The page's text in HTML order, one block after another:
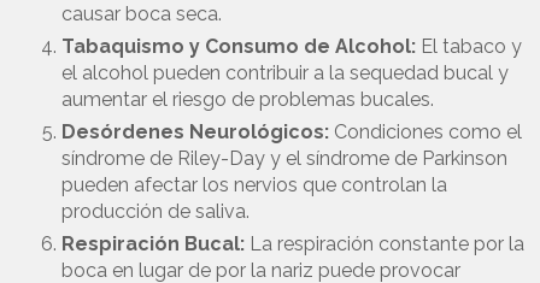
causar boca seca.
Tabaquismo y Consumo de Alcohol: El tabaco y
el alcohol pueden contribuir a la sequedad bucal y
aumentar el riesgo de problemas bucales.
Desórdenes Neurológicos: Condiciones como el
síndrome de Riley-Day y el síndrome de Parkinson
pueden afectar los nervios que controlan la
producción de saliva.
Respiración Bucal: La respiración constante por la
boca en lugar de por la nariz puede provocar